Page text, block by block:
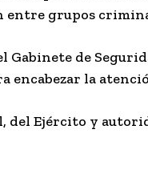
entre grupos
de
encabezar la
del Ejército y